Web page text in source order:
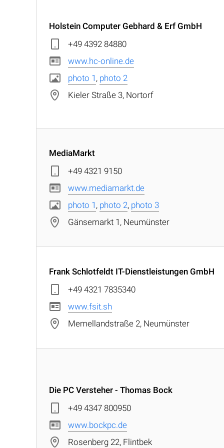
Holstein Computer Gebhard & Erf GmbH
+49 4392 84880
www.hc-online.de
photo 1 , photo 2
Kieler Straße 3, Nortorf
MediaMarkt
+49 4321 9150
www.mediamarkt.de
photo 1 , photo 2, photo 3
Gänsemarkt 1, Neumünster
Frank Schlotfeldt IT-Dienstleistungen GmbH
+49 4321 7835340
www.fsit.sh
Memellandstraße 2, Neumünster
Die PC Versteher - Thomas Bock
+49 4347 800950
www.bockpc.de
Rosenberg 22, Flintbek